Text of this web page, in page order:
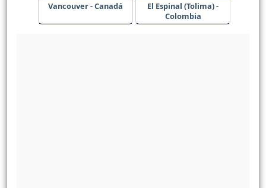
Vancouver - Canadá
El Espinal (Tolima) -
Colombia